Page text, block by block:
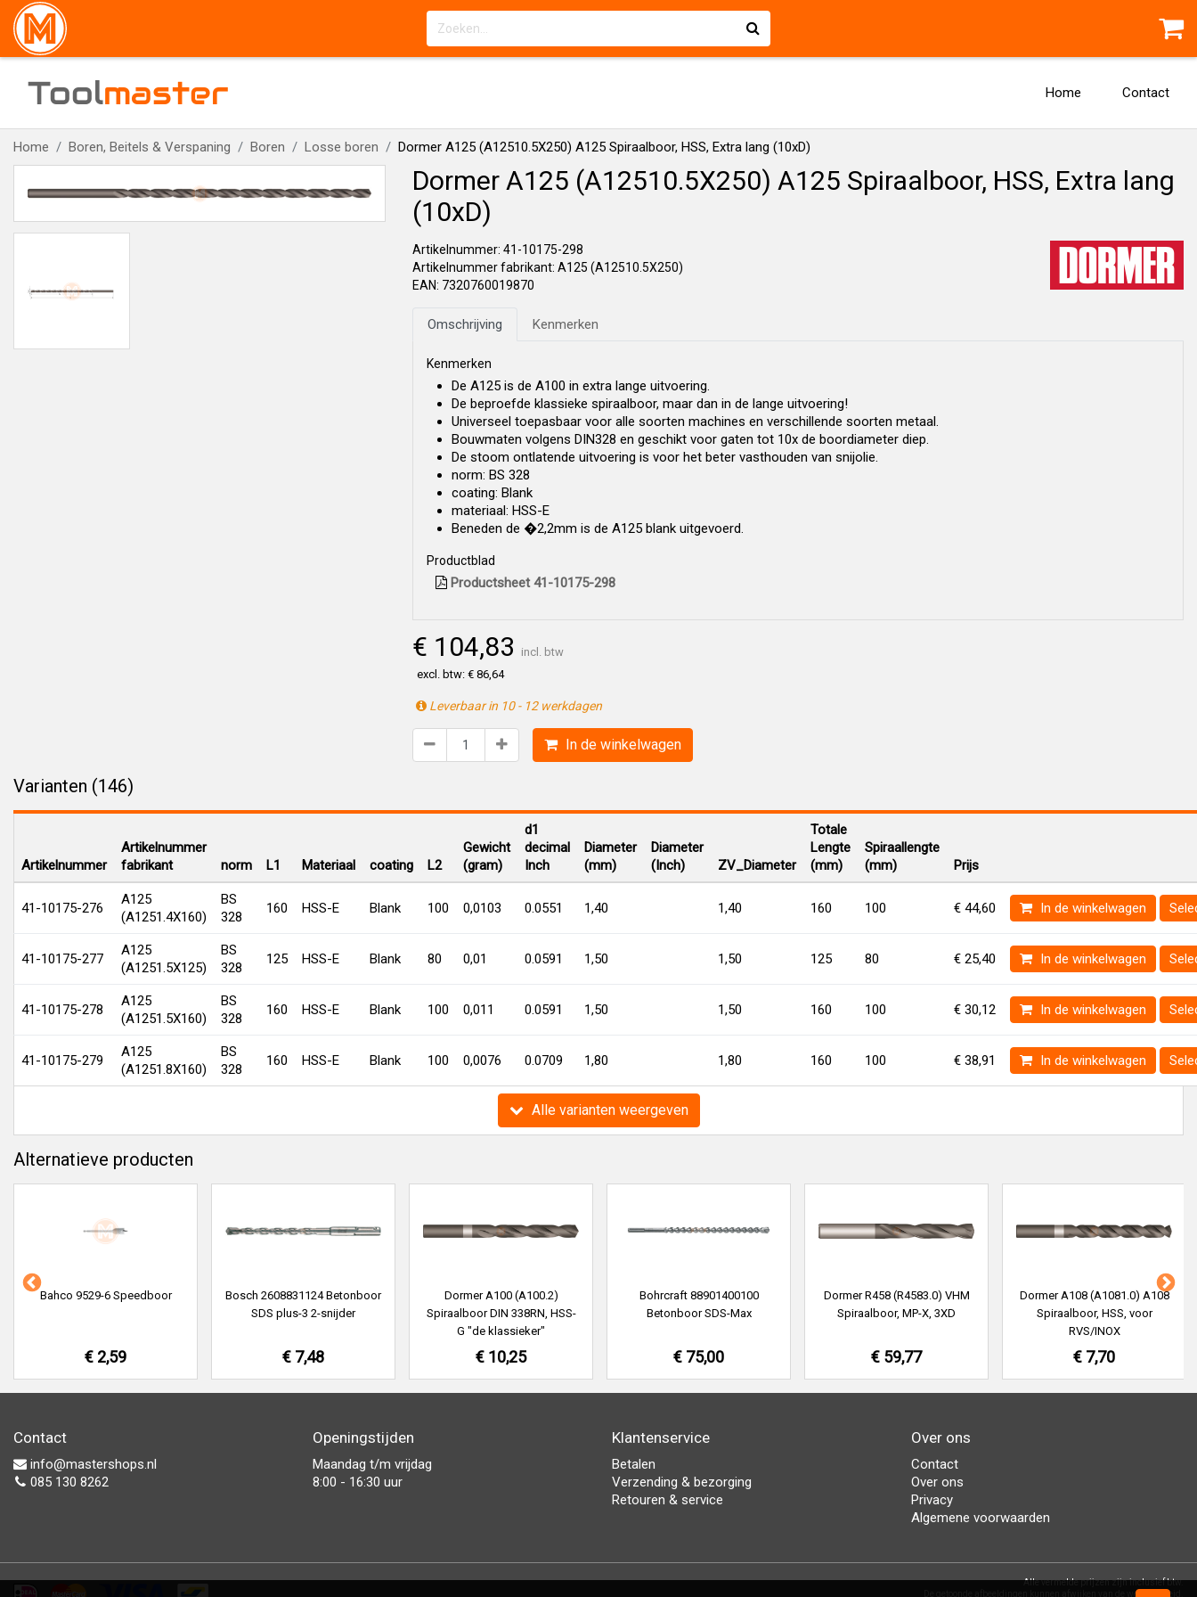
Toolmaster Home Contact
Home Boren, Beitels & Verspaning Boren Losse boren Dormer A125 (A12510.5X250) A125 Spiraalboor, HSS, Extra lang (10xD)
Dormer A125 (A12510.5X250) A125 Spiraalboor, HSS, Extra lang
(10xD)
Artikelnummer: 41-10175-298
Artikelnummer fabrikant: A125 (A12510.5X250)
EAN: 7320760019870
Omschrijving Kenmerken
Kenmerken
De A125 is de A100 in extra lange uitvoering.
De beproefde klassieke spiraalboor, maar dan in de lange uitvoering!
Universeel toepasbaar voor alle soorten machines en verschillende soorten metaal.
Bouwmaten volgens DIN328 en geschikt voor gaten tot 10x de boordiameter diep.
De stoom ontlatende uitvoering is voor het beter vasthouden van snijolie.
norm: BS 328
coating: Blank
materiaal: HSS-E
Beneden de �2,2mm is de A125 blank uitgevoerd.
Productblad
Productsheet 41-10175-298
€ 104,83
incl. btw
excl. btw: € 86,64
Leverbaar in 10 - 12 werkdagen
In de winkelwagen
Varianten (146)
Artikelnummer
Artikelnummer
fabrikant
norm L1 Materiaal coating L2
Gewicht
(gram)
d1
decimal
Inch
Diameter
(mm)
Diameter
(Inch)
ZV_Diameter
Totale
Lengte
(mm)
Spiraallengte
(mm)
Prijs
41-10175-276
A125
(A1251.4X160)
BS
328
160 HSS-E Blank 100 0,0103 0.0551 1,40 1,40 160 100 € 44,60 In de winkelwagen
41-10175-277
A125
(A1251.5X125)
BS
328
125 HSS-E Blank 80 0,01 0.0591 1,50 1,50 125 80 € 25,40 In de winkelwagen
41-10175-278
A125
(A1251.5X160)
BS
328
160 HSS-E Blank 100 0,011 0.0591 1,50 1,50 160 100 € 30,12 In de winkelwagen
41-10175-279
A125
(A1251.8X160)
BS
328
160 HSS-E Blank 100 0,0076 0.0709 1,80 1,80 160 100 € 38,91 In de winkelwagen
Alle varianten weergeven
Alternatieve producten
Bahco 9529-6 Speedboor
€ 2,59
Bosch 2608831124 Betonboor
SDS plus-3 2-snijder
€ 7,48
Dormer A100 (A100.2)
Spiraalboor DIN 338RN, HSS-
G "de klassieker"
€ 10,25
Bohrcraft 88901400100
Betonboor SDS-Max
€ 75,00
Dormer R458 (R4583.0) VHM
Spiraalboor, MP-X, 3XD
€ 59,77
Dormer A108 (A1081.0) A108
Spiraalboor, HSS, voor
RVS/INOX
€ 7,70
Contact
info@mastershops.nl
085 130 8262
Openingstijden
Maandag t/m vrijdag
8:00 - 16:30 uur
Klantenservice
Betalen
Verzending & bezorging
Retouren & service
Over ons
Contact
Over ons
Privacy
Algemene voorwaarden
Alle vermelde prijzen zijn inclusief btw.
De getoonde afbeeldingen kunnen afwijken van de werkelijkheid.